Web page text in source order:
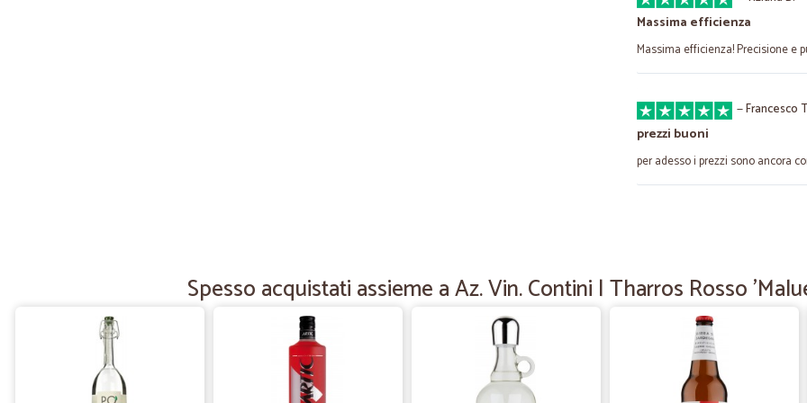
Massima efficienza
Massima efficienza! Precisione e
—Francesco
prezzi buoni
per adesso i prezzi sono ancora
IL SUPERMERCATO IN CASA MIA
SERVIZIO ECCELLENTE COME I
Spesso acquistati assieme a Az. Vin. Contini | Tharros Rosso